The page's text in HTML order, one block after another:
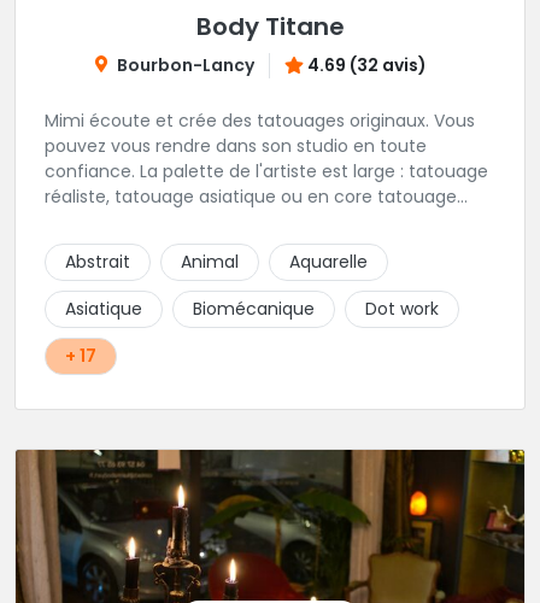
Body Titane
Bourbon-Lancy 4.69 (32 avis)
Mimi écoute et crée des tatouages originaux. Vous
pouvez vous rendre dans son studio en toute
confiance. La palette de l'artiste est large : tatouage
réaliste, tatouage asiatique ou en core tatouage
construire un projet qui vous ressemble.
Abstrait Animal
Aquarelle
Asiatique
Biomécanique
Dot work
+ 17